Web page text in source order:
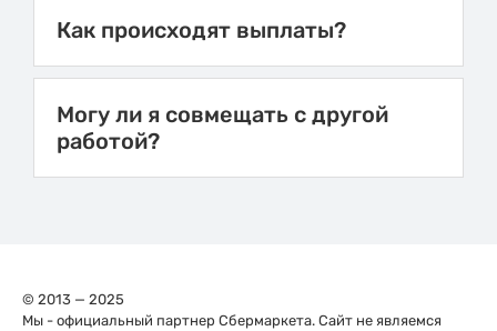
Как происходят выплаты?
Могу ли я совмещать с другой
работой?
© 2013 — 2025
Мы - официальный партнер Сбермаркета. Сайт не являемся